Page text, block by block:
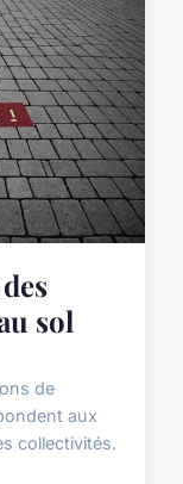
sol
de
aux
collectivités.